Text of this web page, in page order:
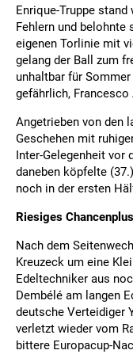
Enrique-Truppe
Fehlern und belohnte
eigenen Torlinie mit
gelang der Ball zum
unhaltbar für
gefährlich,
Angetrieben von den
Geschehen mit
Inter-Gelegenheit vor
daneben köpfelte
noch in der ersten
Riesiges
Nach dem
Kreuzeck um eine
Edeltechniker aus
Dembélé am langen
deutsche Verteidiger
verletzt wieder vom
bittere Europacup-